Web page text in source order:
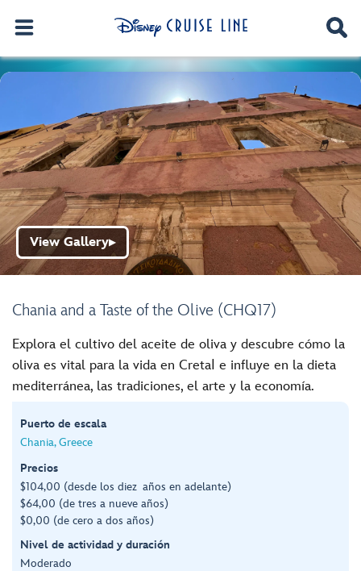
Chania and a Taste of the Olive (CHQ17)
View Gallery▶
Explora el cultivo del aceite de oliva y descubre cómo la
oliva es vital para la vida en Cretaا e influye en la dieta
mediterránea, las tradiciones, el arte y la economía.
Puerto de escala
Chania, Greece
Precios
$104,00 (desde los diez años en adelante)
$64,00 (de tres a nueve años)
$0,00 (de cero a dos años)
Nivel de actividad y duración
Moderado